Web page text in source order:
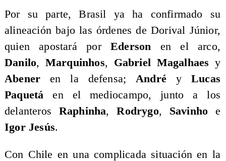
Por su parte, Brasil ya ha confirmado su
alineación bajo las órdenes de Dorival Júnior,
quien apostará por Ederson en el arco,
Danilo, Marquinhos, Gabriel Magalhaes y
Abener en la defensa;André y Lucas
Paquetá en el mediocampo, junto a los
delanteros Raphinha,Rodrygo, Savinho e
Igor Jesús.
Con Chile en una complicada situación en la